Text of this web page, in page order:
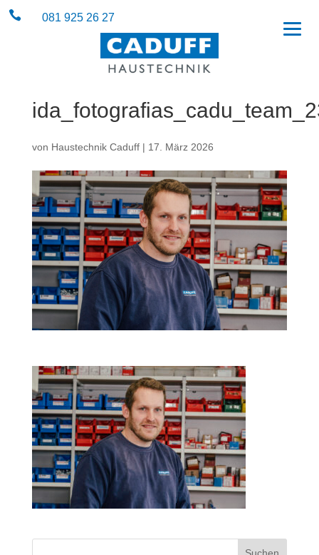
 081 925 26 27
von Haustechnik Caduff| 17. März 2026